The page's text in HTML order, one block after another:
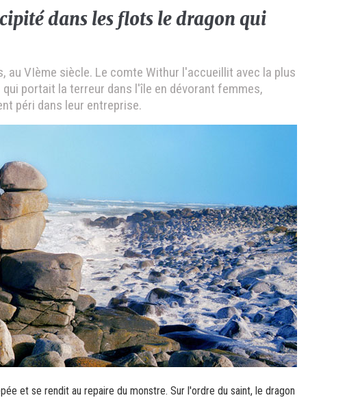
dans les flots le dragon qui
au VIème siècle. Le comte Withur l'accueillit avec la plus
portait la terreur dans l'île en dévorant femmes,
péri dans leur entreprise.
et se rendit au repaire du monstre. Sur l'ordre du saint, le dragon